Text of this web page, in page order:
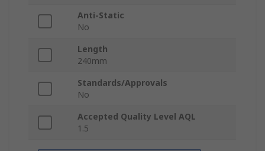
Anti-Static
No
Length
240mm
Standards/Approvals
No
Accepted Quality Level AQL
1.5